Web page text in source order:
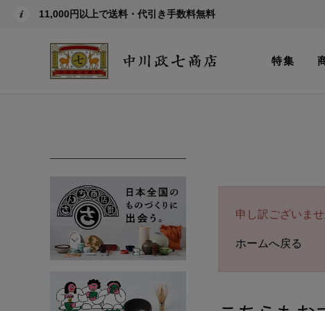
11,000円以上で送料・代引き手数料無料
特集
申し訳ございま
ホームへ戻る